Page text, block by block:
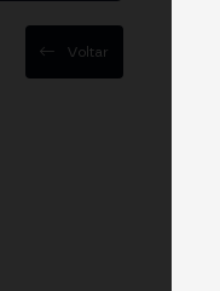
Voltar